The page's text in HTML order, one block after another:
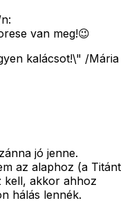
van meg!😉
kalácsot!\" /Mária
jó jenne.
az alaphoz (a Titánt
kell, akkor ahhoz
hálás lennék.